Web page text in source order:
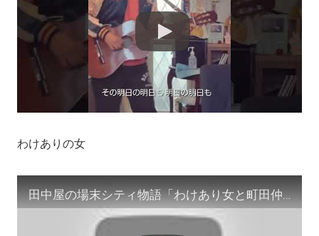
わけありの女
田中屋の場末シティ物語「わけあり女と町田仲見世を歩く」作/田中宏明 #shorts #わけありの女 #町田